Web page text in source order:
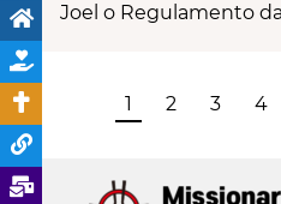
Joel o Regulamento
1 2 3 4